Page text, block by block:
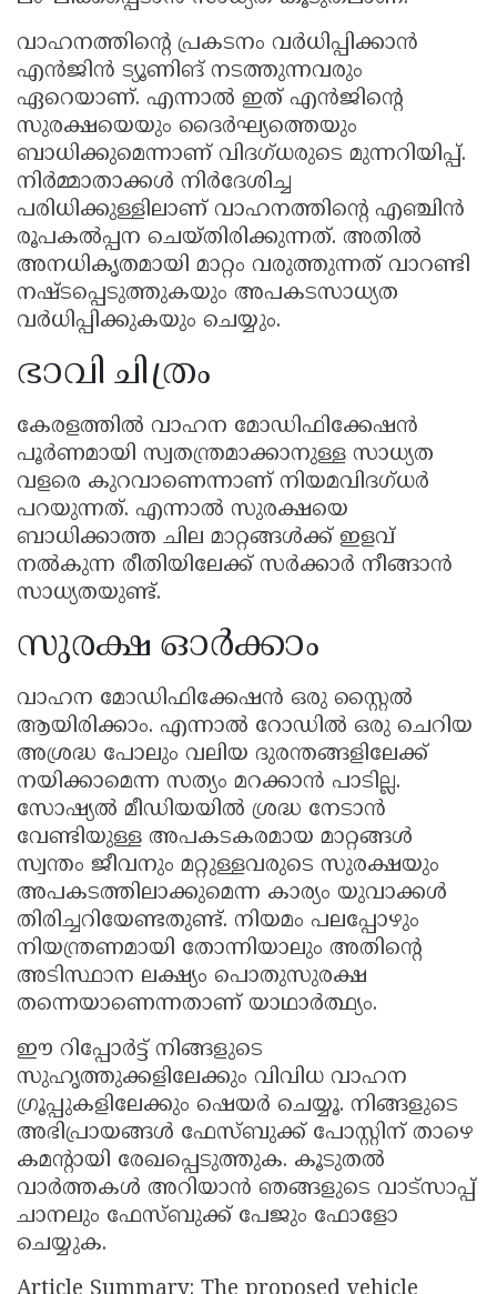
വാഹനത്തിന്റെ പ്രകടനം വർധിപ്പിക്കാൻ
എൻജിൻ ട്യൂണിങ് നടത്തുന്നവരും
ഏറെയാണ്. എന്നാൽ ഇത് എൻജിന്റെ
സുരക്ഷയെയും ദൈർഘ്യത്തെയും
ബാധിക്കുമെന്നാണ് വിദഗ്ധരുടെ മുന്നറിയിപ്പ്.
നിർമ്മാതാക്കൾ നിർദേശിച്ച
പരിധിക്കുള്ളിലാണ് വാഹനത്തിന്റെ എഞ്ചിൻ
രൂപകൽപ്പന ചെയ്തിരിക്കുന്നത്. അതിൽ
അനധികൃതമായി മാറ്റം വരുത്തുന്നത് വാറണ്ടി
നഷ്ടപ്പെടുത്തുകയും അപകടസാധ്യത
വർധിപ്പിക്കുകയും ചെയ്യും.
ഭാവി ചിത്രം
കേരളത്തിൽ വാഹന മോഡിഫിക്കേഷൻ
പൂർണമായി സ്വതന്ത്രമാക്കാനുള്ള സാധ്യത
വളരെ കുറവാണെന്നാണ് നിയമവിദഗ്ധർ
പറയുന്നത്. എന്നാൽ സുരക്ഷയെ
ബാധിക്കാത്ത ചില മാറ്റങ്ങൾക്ക് ഇളവ്
നൽകുന്ന രീതിയിലേക്ക് സർക്കാർ നീങ്ങാൻ
സാധ്യതയുണ്ട്.
സുരക്ഷ ഓർക്കാം
വാഹന മോഡിഫിക്കേഷൻ ഒരു സ്റ്റൈൽ
ആയിരിക്കാം. എന്നാൽ റോഡിൽ ഒരു ചെറിയ
അശ്രദ്ധ പോലും വലിയ ദുരന്തങ്ങളിലേക്ക്
നയിക്കാമെന്ന സത്യം മറക്കാൻ പാടില്ല.
സോഷ്യൽ മീഡിയയിൽ ശ്രദ്ധ നേടാൻ
വേണ്ടിയുള്ള അപകടകരമായ മാറ്റങ്ങൾ
സ്വന്തം ജീവനും മറ്റുള്ളവരുടെ സുരക്ഷയും
അപകടത്തിലാക്കുമെന്ന കാര്യം യുവാക്കൾ
തിരിച്ചറിയേണ്ടതുണ്ട്. നിയമം പലപ്പോഴും
നിയന്ത്രണമായി തോന്നിയാലും അതിന്റെ
അടിസ്ഥാന ലക്ഷ്യം പൊതുസുരക്ഷ
തന്നെയാണെന്നതാണ് യാഥാർത്ഥ്യം.
ഈ റിപ്പോർട്ട് നിങ്ങളുടെ
സുഹൃത്തുക്കളിലേക്കും വിവിധ വാഹന
ഗ്രൂപ്പുകളിലേക്കും ഷെയർ ചെയ്യൂ. നിങ്ങളുടെ
അഭിപ്രായങ്ങൾ ഫേസ്ബുക്ക് പോസ്റ്റിന് താഴെ
കമൻ്റായി രേഖപ്പെടുത്തുക. കൂടുതൽ
വാർത്തകൾ അറിയാൻ ഞങ്ങളുടെ വാട്സാപ്പ്
ചാനലും ഫേസ്ബുക്ക് പേജും ഫോളോ
ചെയ്യുക.